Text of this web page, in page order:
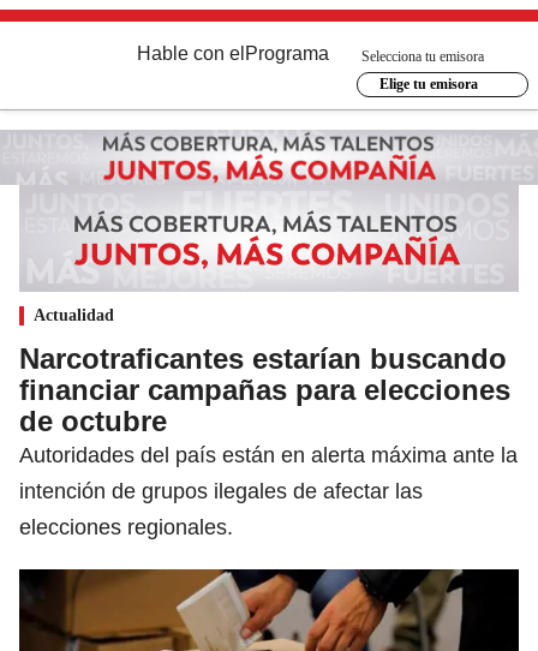
Hable con el Programa
Selecciona tu emisora
Elige tu emisora
Actualidad
Narcotraficantes estarían buscando
financiar campañas para elecciones
de octubre
Autoridades del país están en alerta máxima ante la
intención de grupos ilegales de afectar las
elecciones regionales.